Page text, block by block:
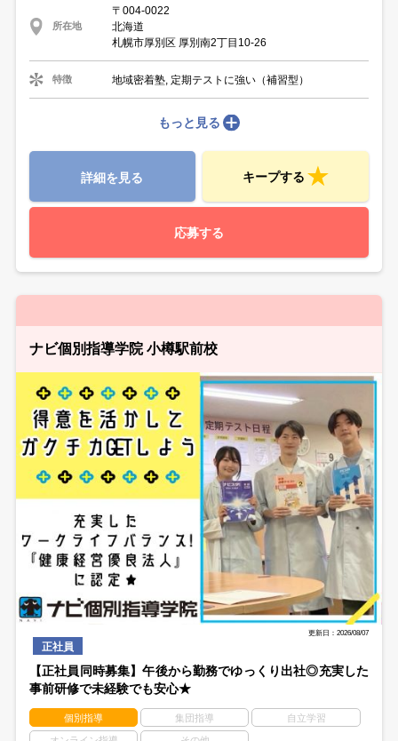
所在地
〒004-0022
北海道
札幌市厚別区 厚別南2丁目10-26
特徴 地域密着塾, 定期テストに強い（補習型）
もっと見る
詳細を見る キープする
応募する
ナビ個別指導学院 小樽駅前校
更新日：2026/08/07
正社員
【正社員同時募集】午後から勤務でゆっくり出社◎充実した
事前研修で未経験でも安心★
個別指導 集団指導 自立学習